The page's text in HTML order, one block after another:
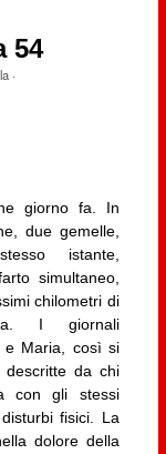
54
·
giorno fa. In
due gemelle,
istante,
simultaneo,
chilometri di
I giornali
e Maria, così si
descritte da chi
con gli stessi
fisici. La
dolore della